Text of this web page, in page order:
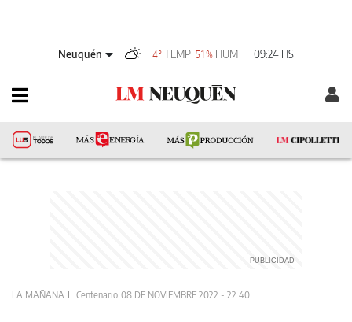
Neuquén 4°TEMP 51% HUM 09:24 HS
LA MAÑANA Centenario 08 DE NOVIEMBRE 2022 - 22:40